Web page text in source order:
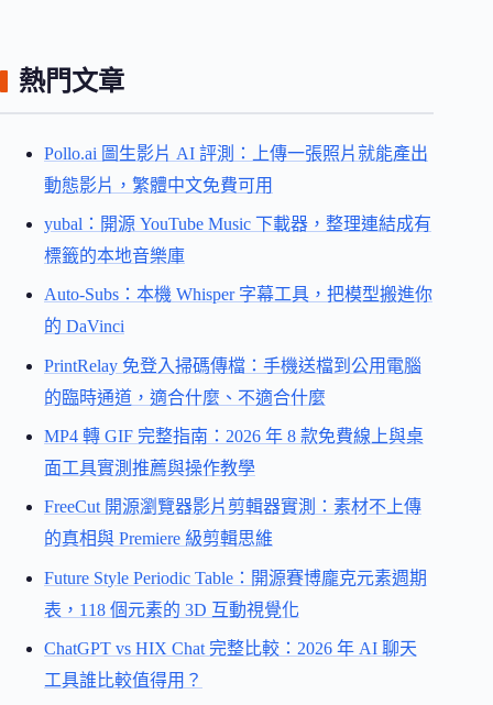
熱門文章
Pollo.ai 圖生影片 AI 評測：上傳一張照片就能產出
動態影片，繁體中文免費可用
yubal：開源 YouTube Music 下載器，整理連結成有
標籤的本地音樂庫
Auto-Subs：本機 Whisper 字幕工具，把模型搬進你
的 DaVinci
PrintRelay 免登入掃碼傳檔：手機送檔到公用電腦
的臨時通道，適合什麼、不適合什麼
MP4 轉 GIF 完整指南：2026 年 8 款免費線上與桌
面工具實測推薦與操作教學
FreeCut 開源瀏覽器影片剪輯器實測：素材不上傳
的真相與 Premiere 級剪輯思維
Future Style Periodic Table：開源賽博龐克元素週期
表，118 個元素的 3D 互動視覺化
ChatGPT vs HIX Chat 完整比較：2026 年 AI 聊天
工具誰比較值得用？